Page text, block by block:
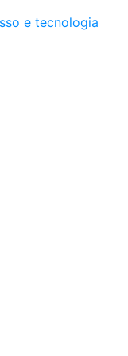
e tecnologia